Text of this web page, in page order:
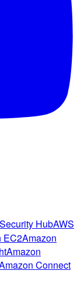
HubAWS
EC2Amazon
Amazon
Connect